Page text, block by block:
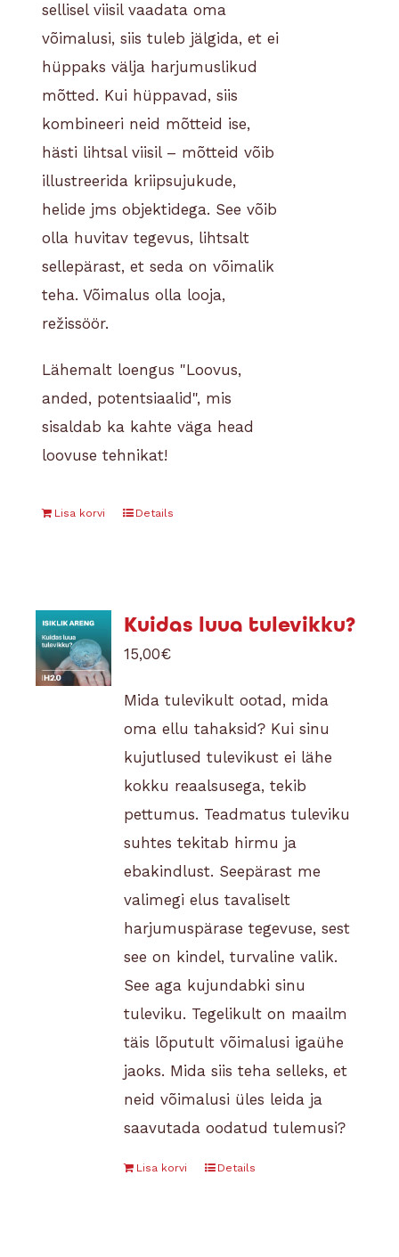
sellisel viisil vaadata oma
võimalusi, siis tuleb jälgida, et ei
hüppaks välja harjumuslikud
mõtted. Kui hüppavad, siis
kombineeri neid mõtteid ise,
hästi lihtsal viisil – mõtteid võib
illustreerida kriipsujukude,
helide jms objektidega. See võib
olla huvitav tegevus, lihtsalt
sellepärast, et seda on võimalik
teha. Võimalus olla looja,
režissöör.
Lähemalt loengus "Loovus,
anded, potentsiaalid", mis
sisaldab ka kahte väga head
loovuse tehnikat!
Lisa korvi Details
Kuidas luua tulevikku?
15,00€
Mida tulevikult ootad, mida
oma ellu tahaksid? Kui sinu
kujutlused tulevikust ei lähe
kokku reaalsusega, tekib
pettumus. Teadmatus tuleviku
suhtes tekitab hirmu ja
ebakindlust. Seepärast me
valimegi elus tavaliselt
harjumuspärase tegevuse, sest
see on kindel, turvaline valik.
See aga kujundabki sinu
tuleviku. Tegelikult on maailm
täis lõputult võimalusi igaühe
jaoks. Mida siis teha selleks, et
neid võimalusi üles leida ja
saavutada oodatud tulemusi?
Lisa korvi Details